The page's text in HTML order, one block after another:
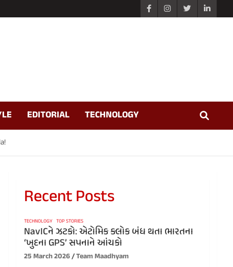
EDITORIAL TECHNOLOGY
Recent Posts
TECHNOLOGY TOP STORIES
NavICને ઝટકો: એટોમિક ક્લોક બંધ થતા ભારતના
‘ખુદના GPS’ સપનાને આંચકો
25 March 2026 Team Maadhyam